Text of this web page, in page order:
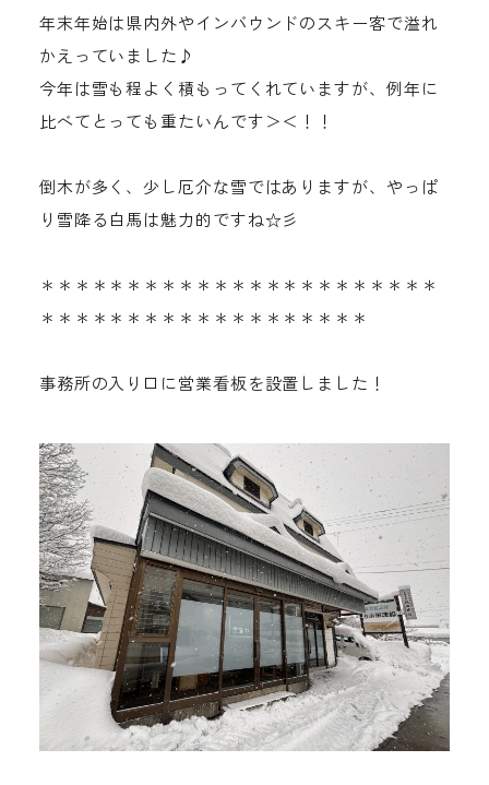
年末年始は県内外やインバウンドのスキー客で溢れ
かえっていました♪
今年は雪も程よく積もってくれていますが、例年に
比べてとっても重たいんです＞＜！！
倒木が多く、少し厄介な雪ではありますが、やっぱ
り雪降る白馬は魅力的ですね☆彡
＊＊＊＊＊＊＊＊＊＊＊＊＊＊＊＊＊＊＊＊＊＊＊
＊＊＊＊＊＊＊＊＊＊＊＊＊＊＊＊＊＊＊
事務所の入り口に営業看板を設置しました！